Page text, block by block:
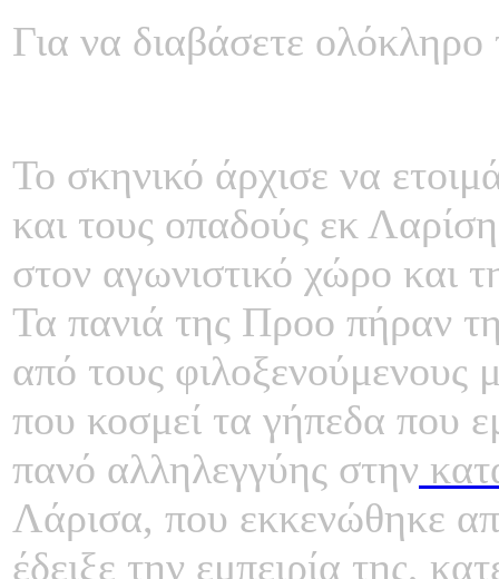
Για να διαβάσετε
Το σκηνικό άρχισε να
και τους οπαδούς εκ
στον αγωνιστικό χώρο και
Τα πανιά της Προο πήραν
από τους φιλοξενούμενους
που κοσμεί τα γήπεδα που
πανό αλληλεγγύης στην
Λάρισα, που εκκενώθηκε
έδειξε την εμπειρία της,